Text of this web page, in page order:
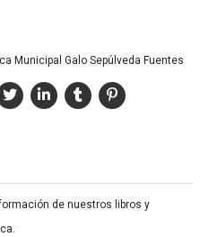
Municipal Galo Sepúlveda Fuentes
de nuestros libros y